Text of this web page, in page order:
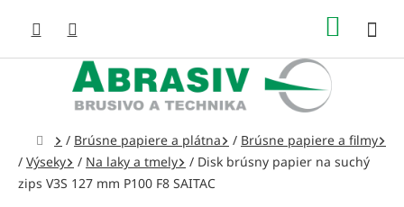
obsah
Domov
/ Brúsne papiere a plátna / Brúsne papiere a filmy
/ Výseky / Na laky a tmely / Disk brúsny papier na suchý
zips V3S 127 mm P100 F8 SAITAC